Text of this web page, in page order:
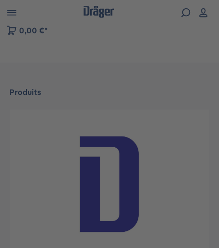
to B2B platform navigation
0,00 €*
Produits
Ignorer la galerie d'images